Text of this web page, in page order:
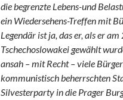
die begrenzte Lebens-und
ein Wiedersehens-Treffen mit
Legendär ist ja, das er, als er
Tschechoslowakei gewählt
ansah – mit Recht – viele
kommunistisch beherrschten
Silvesterparty in die Prager